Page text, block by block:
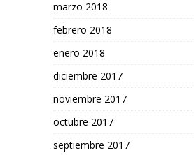
marzo 2018
febrero 2018
enero 2018
diciembre 2017
noviembre 2017
octubre 2017
septiembre 2017